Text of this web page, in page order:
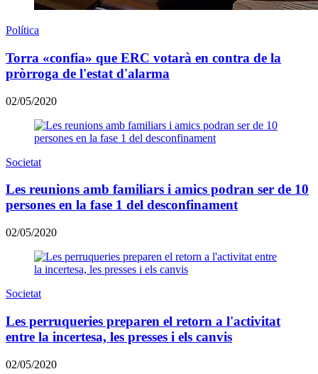
Política
Torra «confia» que ERC votarà en contra de la
pròrroga de l'estat d'alarma
02/05/2020
Societat
Les reunions amb familiars i amics podran ser de 10
persones en la fase 1 del desconfinament
02/05/2020
Societat
Les perruqueries preparen el retorn a l'activitat
entre la incertesa, les presses i els canvis
02/05/2020